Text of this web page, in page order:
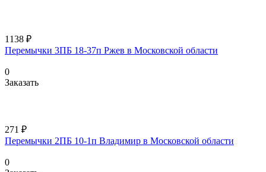
1138 ₽
Перемычки 3ПБ 18-37п Ржев в Московской области
0
Заказать
271 ₽
Перемычки 2ПБ 10-1п Владимир в Московской области
0